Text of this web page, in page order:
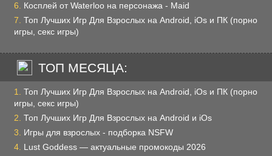
Косплей от Waterloo на персонажа - Maid
Топ Лучших Игр Для Взрослых на Android, iOs и ПК (порно
игры, секс игры)
ТОП МЕСЯЦА:
Топ Лучших Игр Для Взрослых на Android, iOs и ПК (порно
игры, секс игры)
Топ Лучших Игр Для Взрослых на Android и iOs
Игры для взрослых - подборка NSFW
Lust Goddess — актуальные промокоды 2026